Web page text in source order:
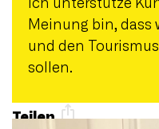
Meinung bin, dass
und den
sollen.
Teilen